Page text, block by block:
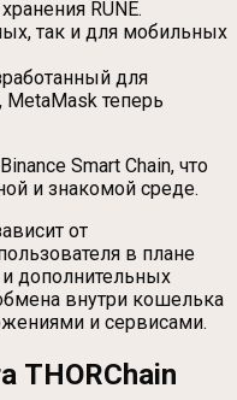
RUNE.
так и для мобильных
для
MetaMask теперь
Smart Chain, что
и знакомой среде.
от
в плане
и дополнительных
внутри кошелька
и сервисами.
THORChain